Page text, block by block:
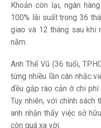
Khoản còn lại, ngân
100% lãi suất trong 36
giao và 12 tháng sau khi
năm.
Anh Thế Vũ (36 tuổi,
từng nhiều lần cân nhắc
đều gặp rào cản ở chi
Tuy nhiên, với chính sách
anh nhận thấy việc sở
còn quá xa vời.